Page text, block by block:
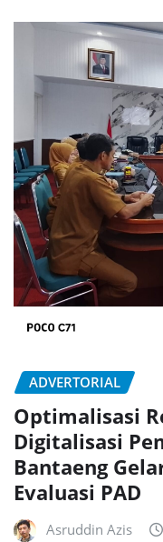
ADVERTORIAL
Optimalisasi
Digitalisasi
Bantaeng
Evaluasi PAD
Asruddin Azis